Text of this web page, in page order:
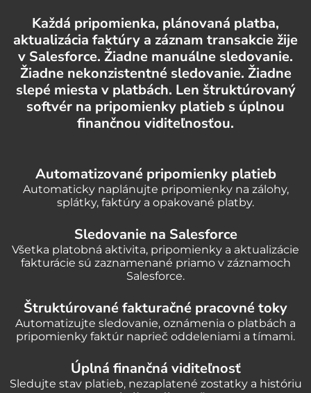
Každá pripomienka, plánovaná platba,
aktualizácia faktúry a záznam transakcie žije
v Salesforce. Žiadne manuálne sledovanie.
Žiadne nekonzistentné sledovanie. Žiadne
slepé miesta v platbách. Len štruktúrovaný
softvér na pripomienky platieb s úplnou
finančnou viditeľnosťou.
Automatizované pripomienky platieb
Automaticky naplánujte pripomienky na zálohy,
splátky, faktúry a opakované platby.
Sledovanie na Salesforce
Všetka platobná aktivita, pripomienky a aktualizácie
fakturácie sú zaznamenané priamo v záznamoch
Salesforce.
Štruktúrované fakturačné pracovné toky
Automatizujte sledovanie, oznámenia o platbách a
pripomienky faktúr naprieč oddeleniami a tímami.
Úplná finančná viditeľnosť
Sledujte stav platieb, nezaplatené zostatky a históriu